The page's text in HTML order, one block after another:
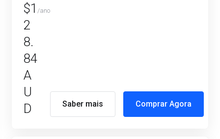
$1
2
8.
84
A
U
D
/ano
Saber mais Comprar Agora